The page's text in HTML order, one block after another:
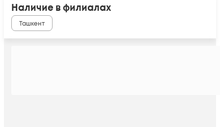
Наличие в филиалах
Ташкент